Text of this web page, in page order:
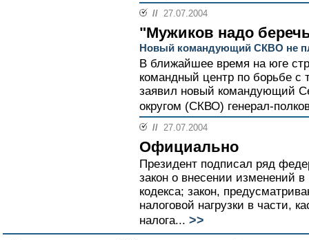
// 27.07.2004
"Мужиков надо
Новый командующий СКВО не
В ближайшее время на юге
командный центр по борьбе с
заявил новый командующий
округом (СКВО) генерал-
// 27.07.2004
Официально
Президент подписал ряд
закон о внесении изменений в
кодекса; закон,
налоговой нагрузки в части,
налога... >>